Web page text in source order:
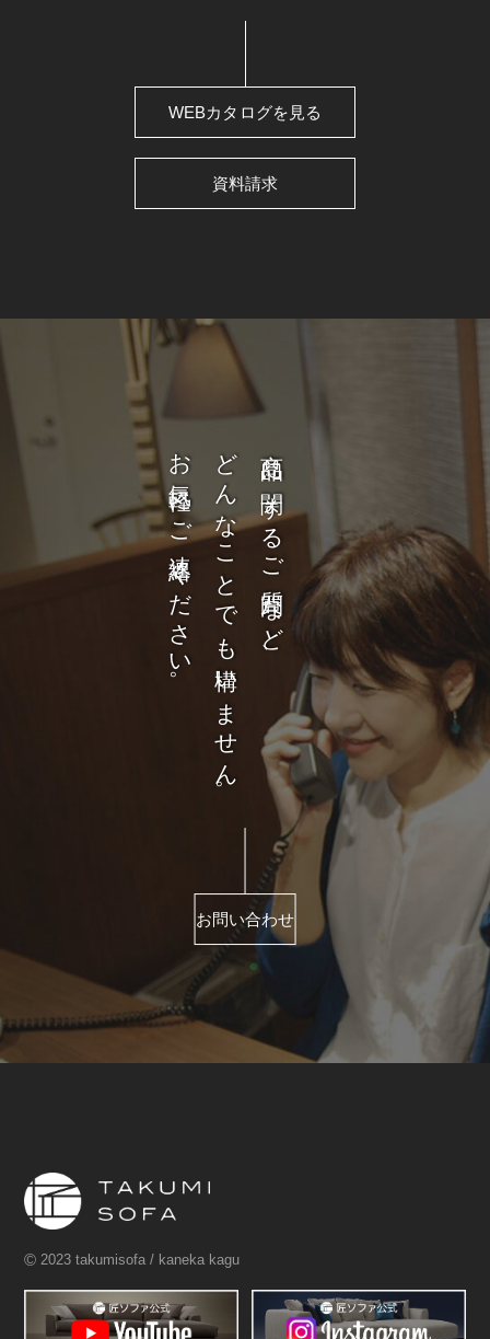
WEBカタログを見る
資料請求
商品に関するご質問など、
どんなことでも構いません。
お気軽にご連絡ください。
お問い合わせ
© 2023 takumisofa / kaneka kagu